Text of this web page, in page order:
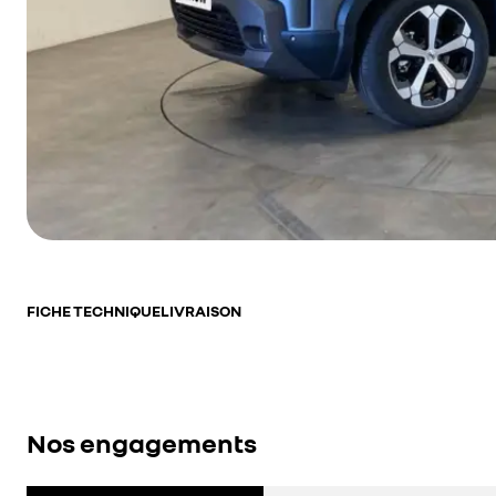
FICHE TECHNIQUELIVRAISON
Nos engagements